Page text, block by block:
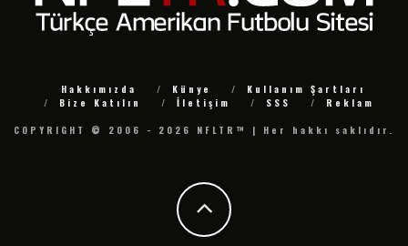
Hakkımızda Künye
Kullanım Şartları
Bize Katılın
İletişim SSS
Reklam
COPYRIGHT © 2006 - 2026 NFLTR™ | Her hakkı saklıdır.